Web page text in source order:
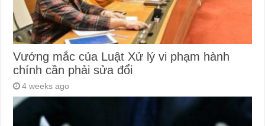
Vướng mắc của Luật Xử lý vi phạm hành
chính cần phải sửa đổi
4 weeks ago